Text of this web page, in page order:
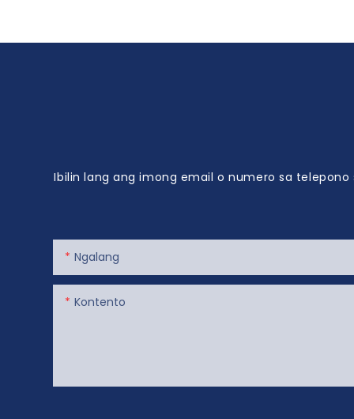
panagtapok,
usa ka
Ibilin lang ang imong email o numero sa
Ngalang
Kontento